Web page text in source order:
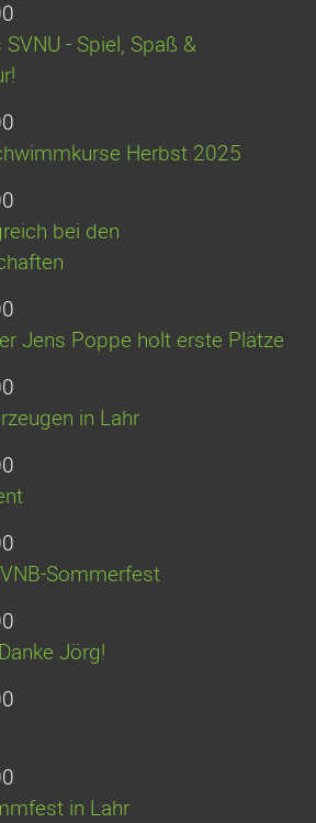
- Spiel, Spaß &
Herbst 2025
bei den
Jens Poppe holt erste Plätze
in Lahr
Sommerfest
Jörg!
in Lahr